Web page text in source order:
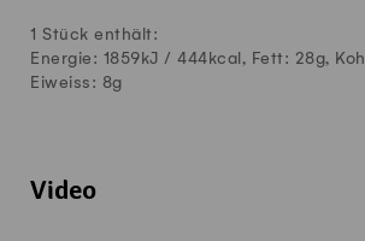
1 Stück enthält:
Energie: 1859kJ / 444kcal, Fett: 28g,
Eiweiss: 8g
Video